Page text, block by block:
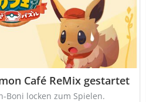
Café ReMix gestartet
Boni locken zum Spielen.